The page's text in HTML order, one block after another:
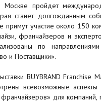
пройдет
станет долгожданным
примут участие около 150
франчайзеров и
по
и Поставщики».
BUYBRAND Franchise
всевозможные
для компаний,